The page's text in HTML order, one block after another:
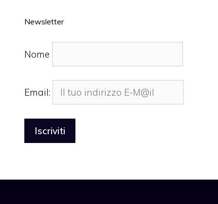
Newsletter
Nome
Email: